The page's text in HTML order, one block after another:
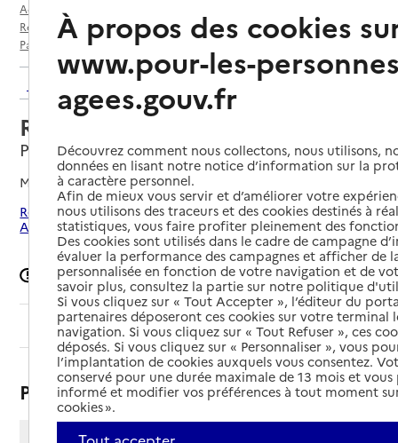
Accueil
Résidences autonomie par département
Paris (75)
Paris 13e Arrondissement
Retour aux résultats de l'annuaire
Résidence autonomie La Glacière
Paris 13e Arrondissement, PARIS
Mis à jour le16/09/2024
Rechercher les établissements autour de Paris 13e
Arrondissement
Signaler une erreur
Sommaire
Présentation
À propos des cookies
www.pour-les-
agees.gouv.fr
Découvrez comment nous collectons, nous utilisons,
données en lisant notre notice d’information sur la
à caractère personnel.
Afin de mieux vous servir et d’améliorer votre
nous utilisons des traceurs et des cookies destinés à
statistiques, vous faire profiter pleinement des
Des cookies sont utilisés dans le cadre de campagne
évaluer la performance des campagnes et afficher de
personnalisée en fonction de votre navigation et de
savoir plus, consultez la partie sur notre politique
Si vous cliquez sur « Tout Accepter », l’éditeur du
partenaires déposeront ces cookies sur votre terminal
navigation. Si vous cliquez sur « Tout Refuser », ces
déposés. Si vous cliquez sur « Personnaliser », vous
l’implantation de cookies auxquels vous consentez.
conservé pour une durée maximale de 13 mois et
informé et modifier vos préférences à tout moment
cookies ».